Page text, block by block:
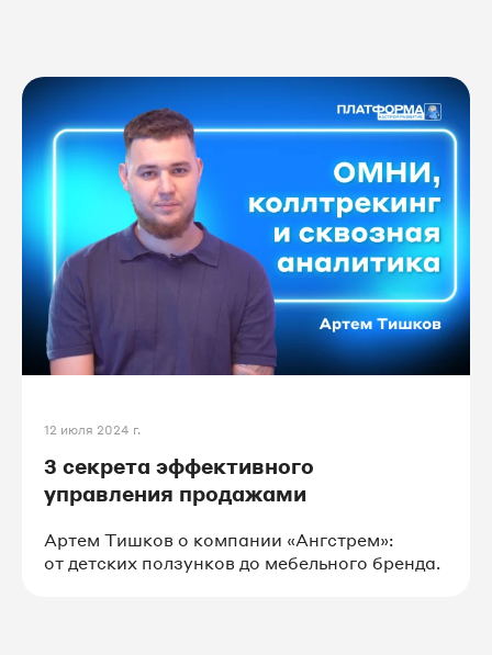
12 июля 2024 г.
3 секрета эффективного
управления продажами
Артем Тишков о компании «Ангстрем»:
от детских ползунков до мебельного бренда.